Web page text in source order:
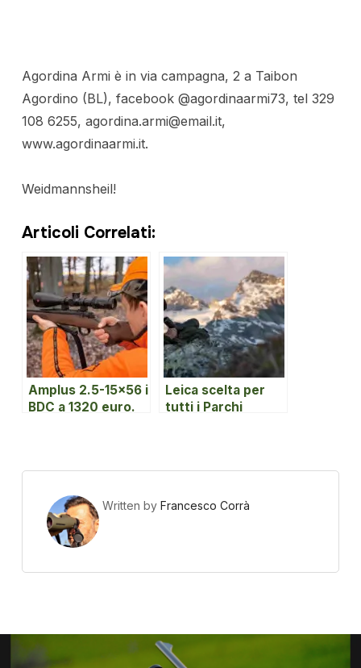
Agordina Armi è in via campagna, 2 a Taibon
Agordino (BL), facebook @agordinaarmi73, tel 329
108 6255, agordina.armi@email.it,
www.agordinaarmi.it.
Weidmannsheil!
Articoli Correlati:
Amplus 2.5-15×56 i
BDC a 1320 euro.
Leica scelta per
tutti i Parchi
Written by Francesco Corrà